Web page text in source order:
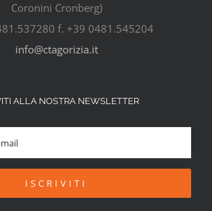
Coronini Cronberg)
f. +39 0481.545204
info@ctagorizia.it
ALLA NOSTRA NEWSLETTER